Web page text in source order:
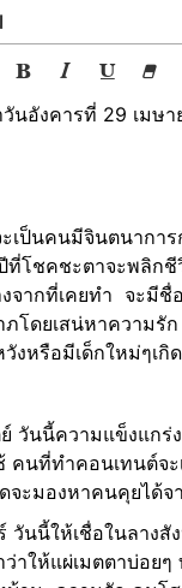
นอังคารที่ 29 เมษ
เป็นคนมีจินตนากา
ที่โชคชะตาจะพลิก
จากที่เคยทำ จะมีชื่
ภโดยเสน่หาความ
งหรือมีเด็กใหม่ๆเ
วันนี้ความแข็งแกร่
คนที่ทำคอนเทนต์จ
จะมองหาคนคุยได้
วันนี้ให้เชื่อในลาง
ว่าให้แผ่เมตตาบ่อย